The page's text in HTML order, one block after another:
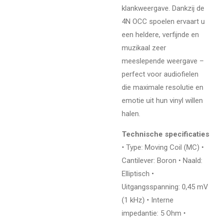
klankweergave. Dankzij de
4N OCC spoelen ervaart u
een heldere, verfijnde en
muzikaal zeer
meeslepende weergave –
perfect voor audiofielen
die maximale resolutie en
emotie uit hun vinyl willen
halen.
Technische specificaties
• Type: Moving Coil (MC) •
Cantilever: Boron • Naald:
Elliptisch •
Uitgangsspanning: 0,45 mV
(1 kHz) • Interne
impedantie: 5 Ohm •